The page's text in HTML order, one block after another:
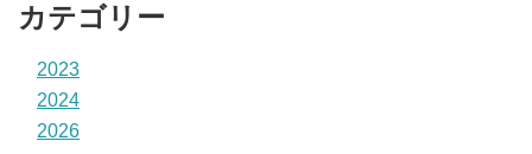
カテゴリー
2023
2024
2026